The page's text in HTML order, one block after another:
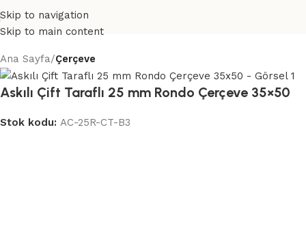
Skip to navigation
Skip to main content
Ana Sayfa Çerçeve
Askılı Çift Taraflı 25 mm Rondo Çerçeve 35×50
Stok kodu: AC-25R-CT-B3